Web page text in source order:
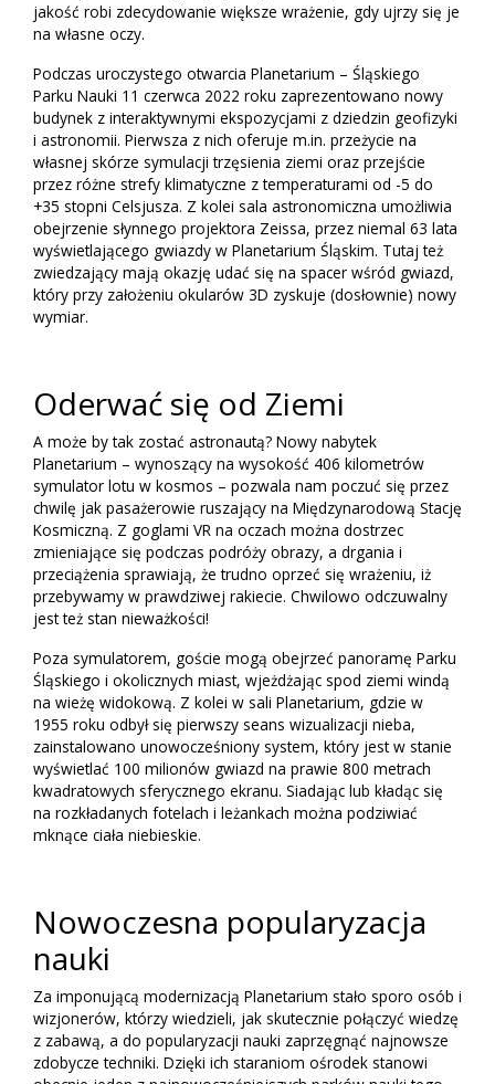
jakość robi zdecydowanie większe wrażenie, gdy ujrzy się je
na własne oczy.
Podczas uroczystego otwarcia Planetarium – Śląskiego
Parku Nauki 11 czerwca 2022 roku zaprezentowano nowy
budynek z interaktywnymi ekspozycjami z dziedzin geofizyki
i astronomii. Pierwsza z nich oferuje m.in. przeżycie na
własnej skórze symulacji trzęsienia ziemi oraz przejście
przez różne strefy klimatyczne z temperaturami od -5 do
+35 stopni Celsjusza. Z kolei sala astronomiczna umożliwia
obejrzenie słynnego projektora Zeissa, przez niemal 63 lata
wyświetlającego gwiazdy w Planetarium Śląskim. Tutaj też
zwiedzający mają okazję udać się na spacer wśród gwiazd,
który przy założeniu okularów 3D zyskuje (dosłownie) nowy
wymiar.
Oderwać się od Ziemi
A może by tak zostać astronautą? Nowy nabytek
Planetarium – wynoszący na wysokość 406 kilometrów
symulator lotu w kosmos – pozwala nam poczuć się przez
chwilę jak pasażerowie ruszający na Międzynarodową Stację
Kosmiczną. Z goglami VR na oczach można dostrzec
zmieniające się podczas podróży obrazy, a drgania i
przeciążenia sprawiają, że trudno oprzeć się wrażeniu, iż
przebywamy w prawdziwej rakiecie. Chwilowo odczuwalny
jest też stan nieważkości!
Poza symulatorem, goście mogą obejrzeć panoramę Parku
Śląskiego i okolicznych miast, wjeżdżając spod ziemi windą
na wieżę widokową. Z kolei w sali Planetarium, gdzie w
1955 roku odbył się pierwszy seans wizualizacji nieba,
zainstalowano unowocześniony system, który jest w stanie
wyświetlać 100 milionów gwiazd na prawie 800 metrach
kwadratowych sferycznego ekranu. Siadając lub kładąc się
na rozkładanych fotelach i leżankach można podziwiać
mknące ciała niebieskie.
Nowoczesna popularyzacja
nauki
Za imponującą modernizacją Planetarium stało sporo osób i
wizjonerów, którzy wiedzieli, jak skutecznie połączyć wiedzę
z zabawą, a do popularyzacji nauki zaprzęgnąć najnowsze
zdobycze techniki. Dzięki ich staraniom ośrodek stanowi